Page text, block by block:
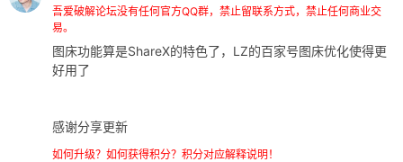
吾爱破解论坛没有任何官方QQ群，禁止留联系方式，禁止任何商业交
易。
图床功能算是ShareX的特色了，LZ的百家号图床优化使得更
好用了
感谢分享更新
如何升级？如何获得积分？积分对应解释说明！